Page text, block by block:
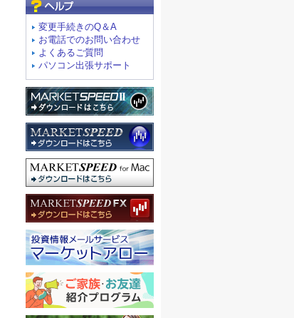
変更手続きのQ＆A
お電話でのお問い合わせ
よくあるご質問
パソコン出張サポート